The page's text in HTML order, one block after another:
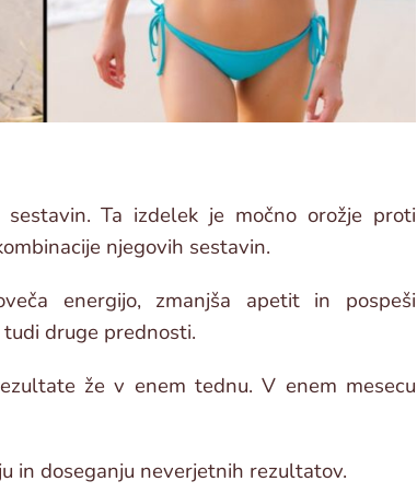
Ta izdelek je močno orožje proti
njegovih sestavin.
energijo, zmanjša apetit in pospeši
druge prednosti.
že v enem tednu. V enem mesecu
in doseganju neverjetnih rezultatov.